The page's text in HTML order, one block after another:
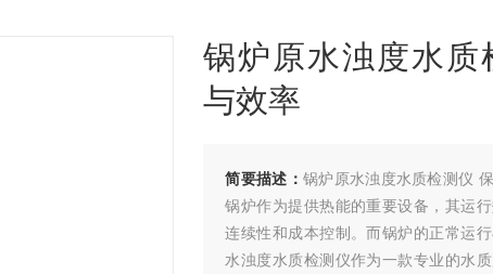
锅炉原水浊度水质
与效率
简要描述： 锅炉原水浊度水质检测仪
锅炉作为提供热能的重要设备，其运
连续性和成本控制。而锅炉的正常运
水浊度水质检测仪作为一款专业的水